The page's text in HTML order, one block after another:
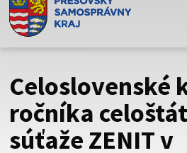
Doména psk.sk je oficiálna
Toto je oficiálna webová stránka
Táto stránka je zabezpečená
Buďte pozorní a vždy sa uistite, že
cez zabezpečenú webovú stránku.
Celoslovenské
ročníka
súťaže ZENIT v